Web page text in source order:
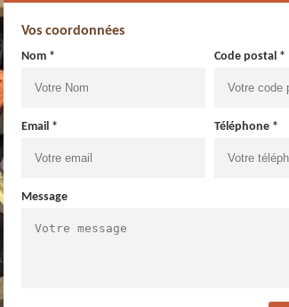
Vos coordonnées
Nom * Code postal *
Email * Téléphone *
Message